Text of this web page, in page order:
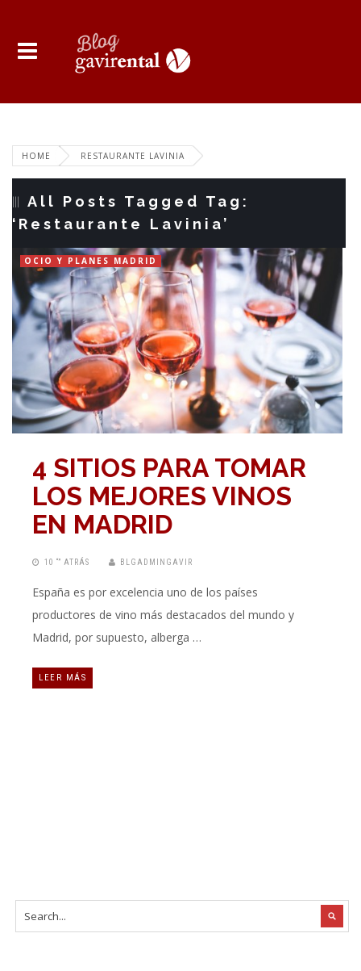
HOME RESTAURANTE LAVINIA
All Posts Tagged Tag:
‘Restaurante Lavinia’
OCIO Y PLANES MADRID
4 SITIOS PARA TOMAR
LOS MEJORES VINOS
EN MADRID
10 “” ATRÁS BLGADMINGAVIR
España es por excelencia uno de los países
productores de vino más destacados del mundo y
Madrid, por supuesto, alberga …
LEER MÁS